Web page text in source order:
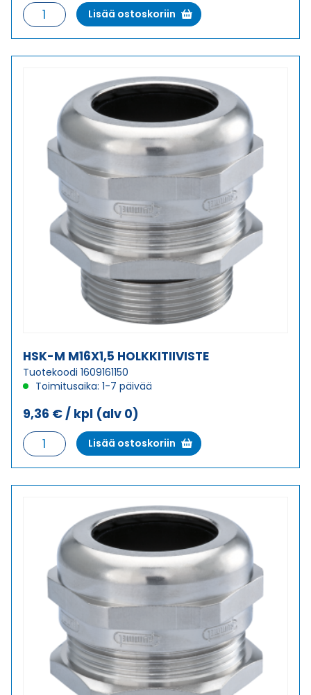
HSK-
M
M16X1,5
Lisää ostoskoriin
HSK-M M16X1,5 HOLKKITIIVISTE
Tuotekoodi 1609161150
Toimitusaika: 1-7 päivää
9,36 € / kpl (alv 0)
HSK-
M
M16X1,5
Lisää ostoskoriin